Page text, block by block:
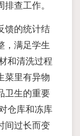
查工作。
馈的统计结
，满足学生
和清洗过程
菜里有异物
卫生的重要
仓库和冻库
间过长而变